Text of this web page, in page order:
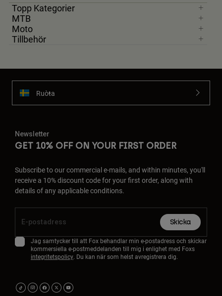
Topp Kategorier
MTB
Moto
Tillbehör
Ruoŧŧa
Newsletter
GET 10% OFF ON YOUR FIRST ORDER
Subscribe to our commercial e-mails, and within minutes, you'll
receive a 10% discount code for your first order, along with
details of any applicable conditions.
Skicka
Jag samtycker till att Fox behandlar min e-postadress och skickar
kommersiella e-postmeddelanden till mig i enlighet med Foxs
integritetspolicy. Du kan när som helst avregistrera dig.